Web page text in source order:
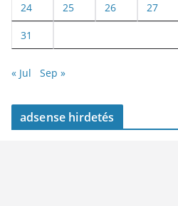
24 25 26 27
31
« Jul Sep »
adsense hirdetés